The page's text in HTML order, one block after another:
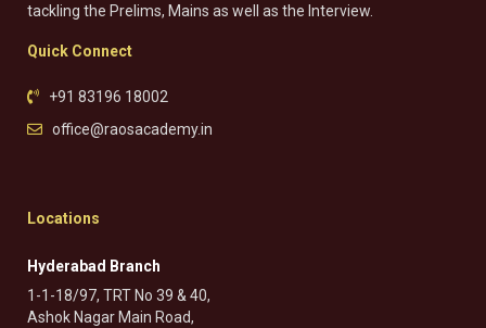
tackling the Prelims, Mains as well as the Interview.
Quick Connect
+91 83196 18002
office@raosacademy.in
Locations
Hyderabad Branch
1-1-18/97, TRT No 39 & 40,
Ashok Nagar Main Road,